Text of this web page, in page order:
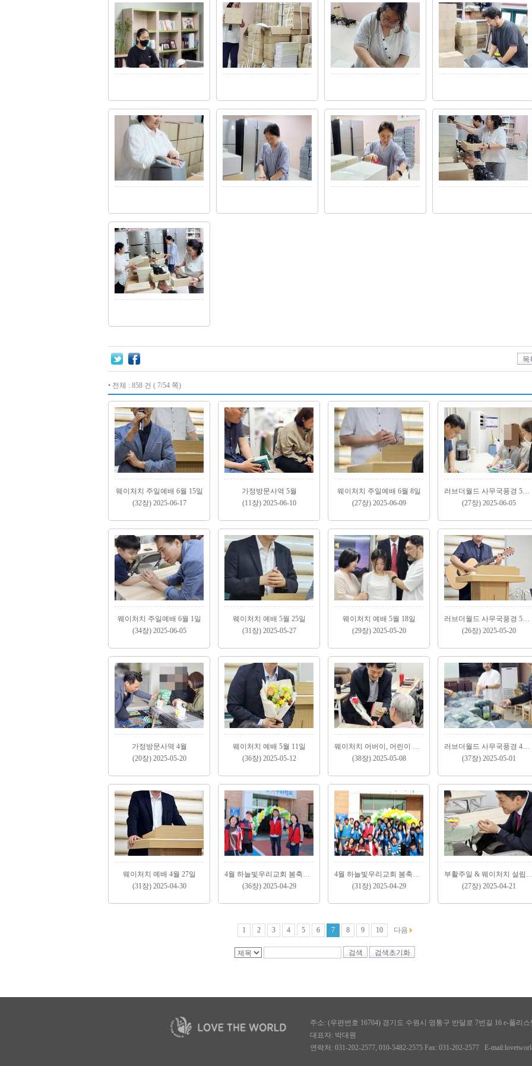
목
• 전체 : 858 건 ( 7/54 쪽)
웨이처치 주일예배 6월 15일
(32장) 2025-06-17
가정방문사역 5월
(11장) 2025-06-10
웨이처치 주일예배 6월 8일
(27장) 2025-06-09
러브더월드 사무국풍경 5월(2)
(27장) 2025-06-05
웨이처치 주일예배 6월 1일
(34장) 2025-06-05
웨이처치 예배 5월 25일
(31장) 2025-05-27
웨이처치 예배 5월 18일
(29장) 2025-05-20
러브더월드 사무국풍경 5월 (1)
(26장) 2025-05-20
가정방문사역 4월
(20장) 2025-05-20
웨이처치 예배 5월 11일
(36장) 2025-05-12
웨이처치 어버이, 어린이 주일예배 5월 4일..
(38장) 2025-05-08
러브더월드 사무국풍경 4월(2)
(37장) 2025-05-01
웨이처치 예배 4월 27일
(31장) 2025-04-30
4월 하늘빛우리교회 봄축제 (2)
(36장) 2025-04-29
4월 하늘빛우리교회 봄축제 (1)
(31장) 2025-04-29
부활주일 & 웨이처치 설립 9주년
(27장) 2025-04-21
1 2 3 4 5 6 7 8 9 10 다음
검색 검색초기화
주소: (우편번호 16704) 경기도 수원시 영통구 반달로 7번길 16 e-폴리
대표자: 박대원
연락처: 031-202-2577, 010-5482-2575 Fax: 031-202-2577 E-